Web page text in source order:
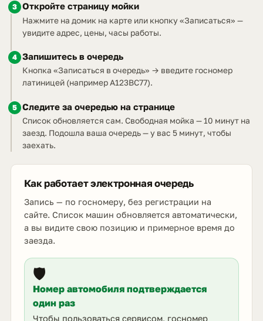
3 Откройте страницу мойки
Нажмите на домик на карте или кнопку «Записаться» —
увидите адрес, цены, часы работы.
4 Запишитесь в очередь
Кнопка «Записаться в очередь» → введите госномер
латиницей (например A123BC77).
5 Следите за очередью на странице
Список обновляется сам. Свободная мойка — 10 минут на
заезд. Подошла ваша очередь — у вас 5 минут, чтобы
заехать.
Как работает электронная очередь
Запись — по госномеру, без регистрации на
сайте. Список машин обновляется автоматически,
а вы видите свою позицию и примерное время до
заезда.
🛡️
Номер автомобиля подтверждается
один раз
Чтобы пользоваться сервисом, госномер